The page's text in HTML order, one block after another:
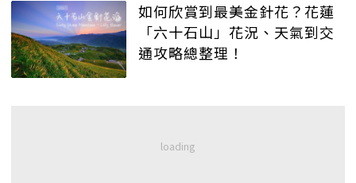
如何欣賞到最美金針花？花蓮
「六十石山」花況、天氣到交
通攻略總整理！